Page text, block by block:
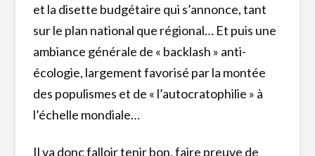
et la disette budgétaire qui s’annonce, tant
sur le plan national que régional… Et puis une
ambiance générale de « backlash » anti-
écologie, largement favorisé par la montée
des populismes et de « l’autocratophilie » à
l’échelle mondiale…
Il va donc falloir tenir bon, faire preuve de